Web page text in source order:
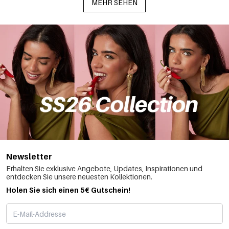
MEHR SEHEN
Newsletter
Erhalten Sie exklusive Angebote, Updates, Inspirationen und
entdecken Sie unsere neuesten Kollektionen.
Holen Sie sich einen 5€ Gutschein!